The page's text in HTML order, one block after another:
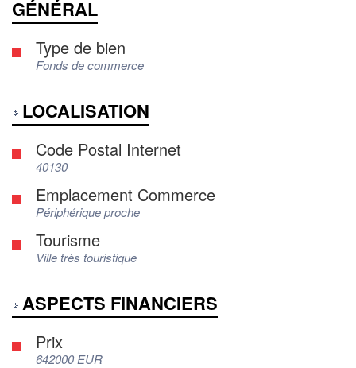
GÉNÉRAL
Type de bien
Fonds de commerce
LOCALISATION
Code Postal Internet
40130
Emplacement Commerce
Périphérique proche
Tourisme
Ville très touristique
ASPECTS FINANCIERS
Prix
642000 EUR